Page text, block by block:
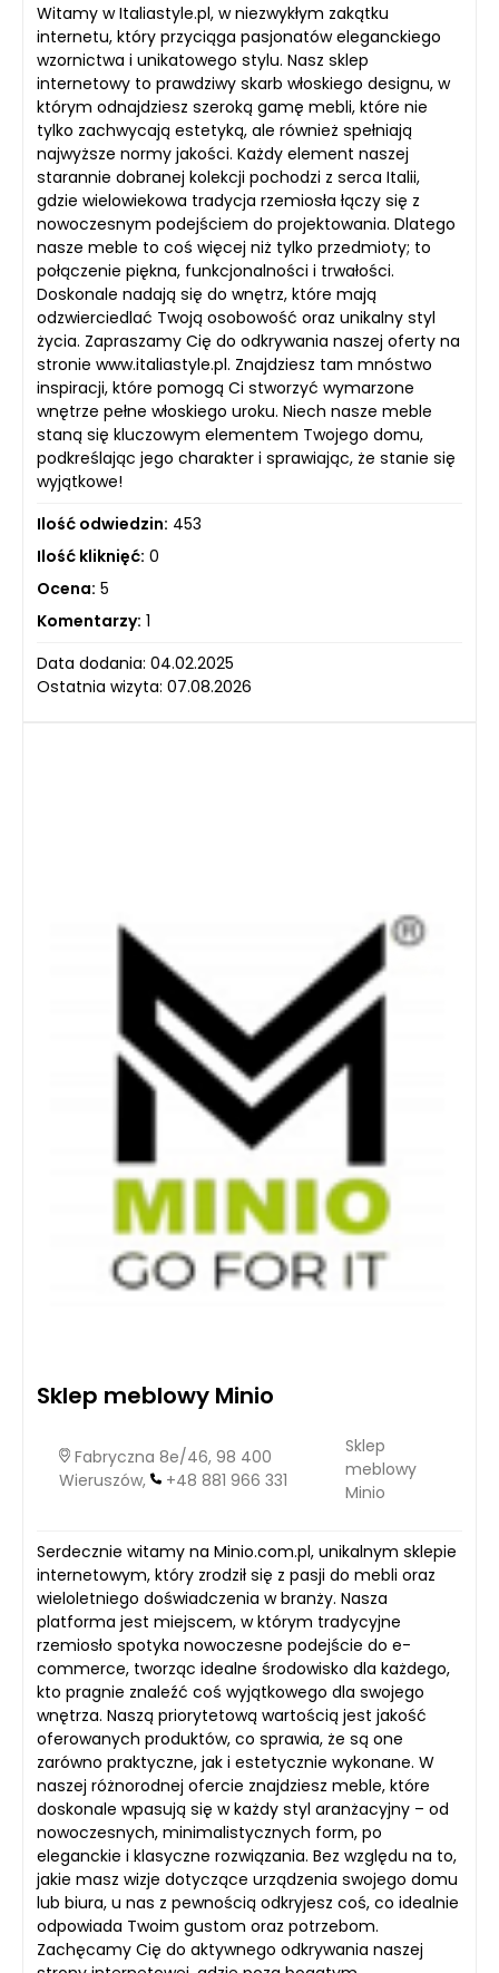
Witamy w Italiastyle.pl, w niezwykłym zakątku
internetu, który przyciąga pasjonatów eleganckiego
wzornictwa i unikatowego stylu. Nasz sklep
internetowy to prawdziwy skarb włoskiego designu, w
którym odnajdziesz szeroką gamę mebli, które nie
tylko zachwycają estetyką, ale również spełniają
najwyższe normy jakości. Każdy element naszej
starannie dobranej kolekcji pochodzi z serca Italii,
gdzie wielowiekowa tradycja rzemiosła łączy się z
nowoczesnym podejściem do projektowania. Dlatego
nasze meble to coś więcej niż tylko przedmioty; to
połączenie piękna, funkcjonalności i trwałości.
Doskonale nadają się do wnętrz, które mają
odzwierciedlać Twoją osobowość oraz unikalny styl
życia. Zapraszamy Cię do odkrywania naszej oferty na
stronie www.italiastyle.pl. Znajdziesz tam mnóstwo
inspiracji, które pomogą Ci stworzyć wymarzone
wnętrze pełne włoskiego uroku. Niech nasze meble
staną się kluczowym elementem Twojego domu,
podkreślając jego charakter i sprawiając, że stanie się
wyjątkowe!
Ilość odwiedzin: 453
Ilość kliknięć: 0
Ocena: 5
Komentarzy: 1
Data dodania: 04.02.2025
Ostatnia wizyta: 07.08.2026
Sklep meblowy Minio
Fabryczna 8e/46, 98 400
Wieruszów,
+48 881 966 331
Sklep
meblowy
Minio
Serdecznie witamy na Minio.com.pl, unikalnym sklepie
internetowym, który zrodził się z pasji do mebli oraz
wieloletniego doświadczenia w branży. Nasza
platforma jest miejscem, w którym tradycyjne
rzemiosło spotyka nowoczesne podejście do e-
commerce, tworząc idealne środowisko dla każdego,
kto pragnie znaleźć coś wyjątkowego dla swojego
wnętrza. Naszą priorytetową wartością jest jakość
oferowanych produktów, co sprawia, że są one
zarówno praktyczne, jak i estetycznie wykonane. W
naszej różnorodnej ofercie znajdziesz meble, które
doskonale wpasują się w każdy styl aranżacyjny – od
nowoczesnych, minimalistycznych form, po
eleganckie i klasyczne rozwiązania. Bez względu na to,
jakie masz wizje dotyczące urządzenia swojego domu
lub biura, u nas z pewnością odkryjesz coś, co idealnie
odpowiada Twoim gustom oraz potrzebom.
Zachęcamy Cię do aktywnego odkrywania naszej